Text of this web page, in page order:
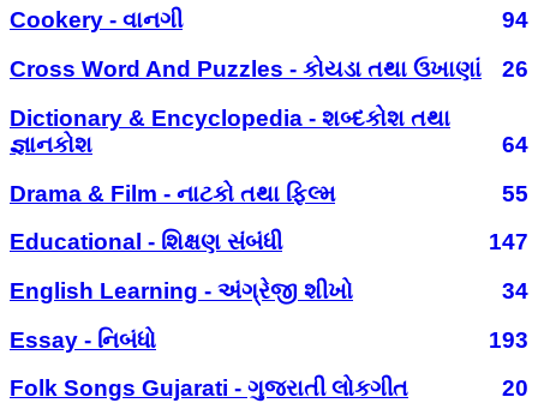
Cookery - વાનગી
94
Cross Word And Puzzles - કોયડા તથા ઉખાણાં
26
Dictionary & Encyclopedia - શબ્દકોશ તથા
જ્ઞાનકોશ
64
Drama & Film - નાટકો તથા ફિલ્મ
55
Educational - શિક્ષણ સંબંધી
147
English Learning - અંગ્રેજી શીખો
34
Essay - નિબંધો
193
Folk Songs Gujarati - ગુજરાતી લોકગીત
20